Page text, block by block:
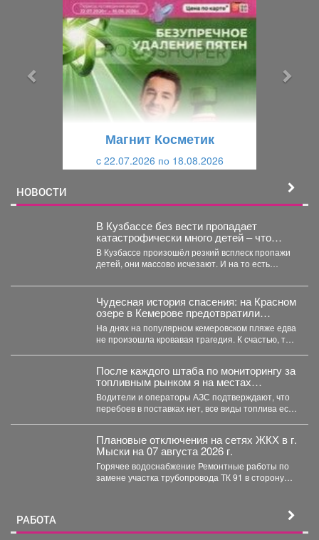
Магнит Косметик
c 22.07.2026 по 18.08.2026
НОВОСТИ
В Кузбассе без вести пропадает
катастрофически много детей – что
происходит
В Кузбассе произошёл резкий всплеск пропажи
детей, они массово исчезают. И на то есть
Чудесная история спасения: на Красном
озере в Кемерове предотвратили
трагедию
На днях на популярном кемеровском пляже едва
не произошла кровавая трагедия. К счастью, там
После каждого штаба по мониторингу за
топливным рынком я на местах
проверяю, соответствует ли озвученная
информация действительности.
Водители и операторы АЗС подтверждают, что
перебоев в поставках нет, все виды топлива есть
Плановые отключения на сетях ЖКХ в г.
Мыски на 07 августа 2026 г.
Горячее водоснабжение Ремонтные работы по
замене участка трубопровода ТК 91 в сторону
РАБОТА